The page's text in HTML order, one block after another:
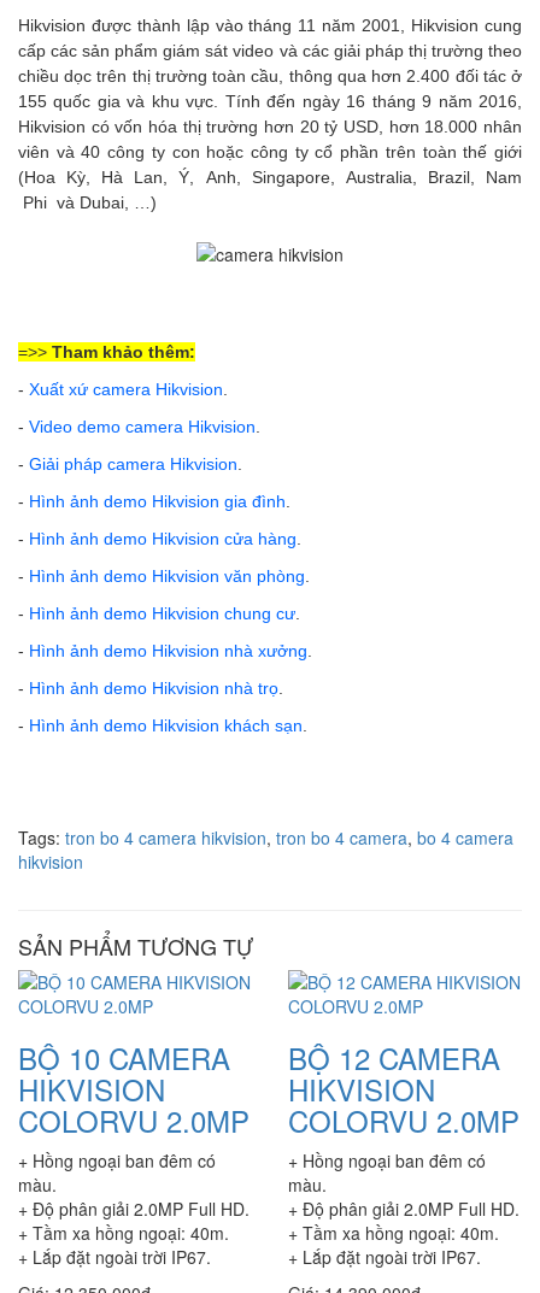
Hikvision được thành lập vào tháng 11 năm 2001, Hikvision cung
cấp các sản phẩm giám sát video và các giải pháp thị trường theo
chiều dọc trên thị trường toàn cầu, thông qua hơn 2.400 đối tác ở
155 quốc gia và khu vực. Tính đến ngày 16 tháng 9 năm 2016,
Hikvision có vốn hóa thị trường hơn 20 tỷ USD, hơn 18.000 nhân
viên và 40 công ty con hoặc công ty cổ phần trên toàn thế giới
(Hoa Kỳ, Hà Lan, Ý, Anh, Singapore, Australia, Brazil, Nam
Phi và Dubai, …)
=>> Tham khảo thêm:
- Xuất xứ camera Hikvision
- Video demo camera Hikvision
- Giải pháp camera Hikvision
- Hình ảnh demo Hikvision gia đình
- Hình ảnh demo Hikvision cửa hàng
- Hình ảnh demo Hikvision văn phòng
- Hình ảnh demo Hikvision chung cư
- Hình ảnh demo Hikvision nhà xưởng
- Hình ảnh demo Hikvision nhà trọ
- Hình ảnh demo Hikvision khách sạn
Tags: tron bo 4 camera hikvision, tron bo 4 camera, bo 4 camera
hikvision
SẢN PHẨM TƯƠNG TỰ
BỘ 10 CAMERA
HIKVISION
COLORVU 2.0MP
+ Hồng ngoại ban đêm có
màu.
+ Độ phân giải 2.0MP Full HD.
+ Tầm xa hồng ngoại: 40m.
+ Lắp đặt ngoài trời IP67.
BỘ 12 CAMERA
HIKVISION
COLORVU 2.0MP
+ Hồng ngoại ban đêm có
màu.
+ Độ phân giải 2.0MP Full HD.
+ Tầm xa hồng ngoại: 40m.
+ Lắp đặt ngoài trời IP67.